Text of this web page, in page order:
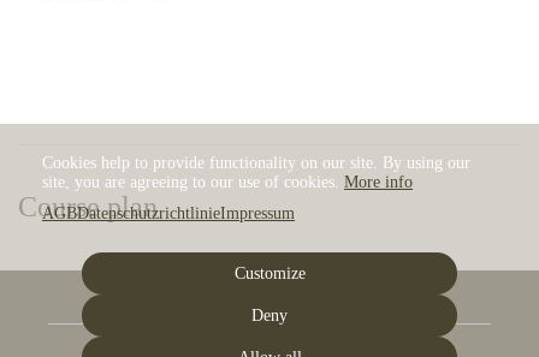
Course plan
Cookies help to provide functionality on our site. By using our
site, you are agreeing to our use of cookies. More info
AGBDatenschutzrichtlinieImpressum
Customize
Deny